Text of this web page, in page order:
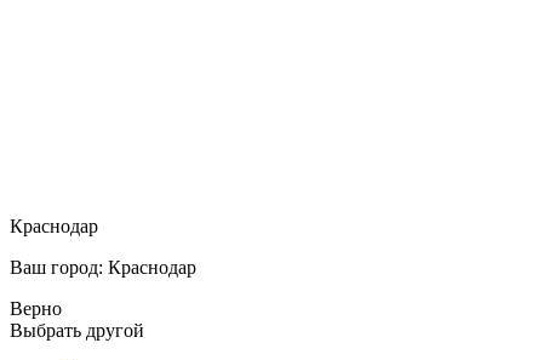
Краснодар
Ваш город: Краснодар
Верно
Выбрать другой